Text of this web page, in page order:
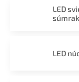
LED
LED